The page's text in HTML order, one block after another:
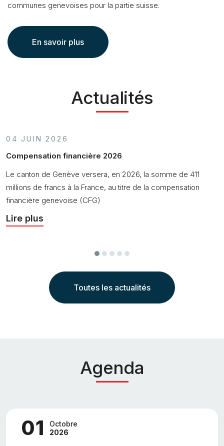
communes genevoises pour la partie suisse.
En savoir plus
Actualités
04 JUIN 2026
Compensation financière 2026
Le canton de Genève versera, en 2026, la somme de 411
millions de francs à la France, au titre de la compensation
financière genevoise (CFG)
Lire plus
Toutes les actualités
Agenda
01
Octobre
2026